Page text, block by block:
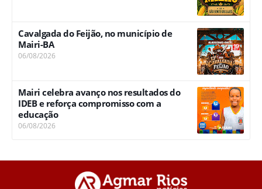
Cavalgada do Feijão, no município de
Mairi-BA
06/08/2026
Mairi celebra avanço nos resultados do
IDEB e reforça compromisso com a
educação
06/08/2026